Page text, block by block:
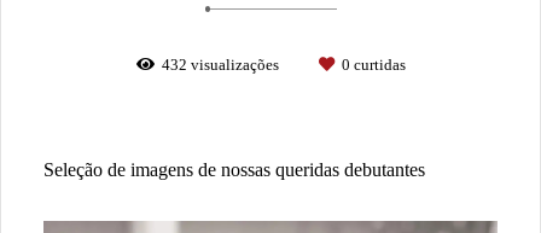
432 visualizações 0 curtidas
Seleção de imagens de nossas queridas debutantes